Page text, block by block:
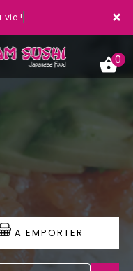
×
vie !
0
A EMPORTER